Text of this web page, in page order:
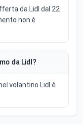
da Lidl dal 22
non è
da Lidl?
volantino Lidl è